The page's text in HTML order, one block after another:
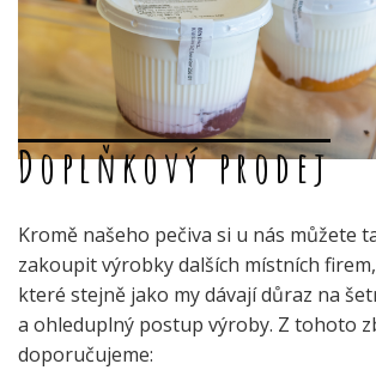
Doplňkový prodej
Kromě našeho pečiva si u nás můžete
zakoupit výrobky dalších místních firem,
které stejně jako my dávají důraz na
a ohleduplný postup výroby. Z tohoto
doporučujeme: